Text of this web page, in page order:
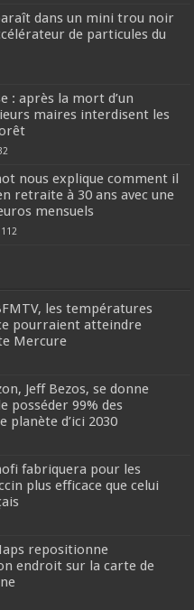
dans un mini trou noir
de particules du
: après la mort d’un
maires interdisent les
nous explique comment il
retraite à 30 ans avec une
mensuels
112
les températures
pourraient atteindre
Mercure
Jeff Bezos, se donne
posséder 99% des
planète d’ici 2030
fabriquera pour les
plus efficace que celui
repositionne
endroit sur la carte de